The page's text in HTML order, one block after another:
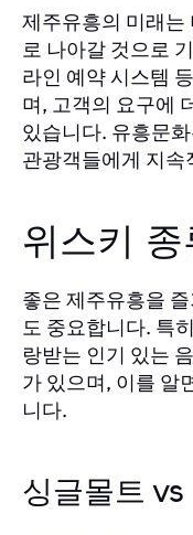
제주유흥의 미래는
로 나아갈 것으로
라인 예약 시스템
며, 고객의 요구에
있습니다. 유흥문
관광객들에게 지
위스키
좋은 제주유흥을
도 중요합니다. 특
랑받는 인기 있는
가 있으며, 이를 알
니다.
싱글몰트 vs